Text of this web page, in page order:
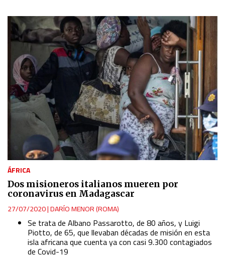
ÁFRICA
Dos misioneros italianos mueren por
coronavirus en Madagascar
27/07/2020|DARÍO MENOR (ROMA)
Se trata de Albano Passarotto, de 80 años, y Luigi
Piotto, de 65, que llevaban décadas de misión en esta
isla africana que cuenta ya con casi 9.300 contagiados
de Covid-19